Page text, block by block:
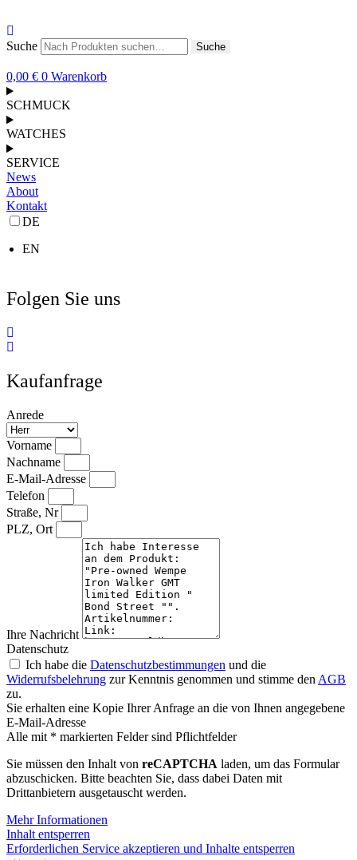
Suche Suche
0,00 € 0 Warenkorb
SCHMUCK
WATCHES
SERVICE
News
About
Kontakt
DE
EN
Folgen Sie uns
Kaufanfrage
Anrede
Vorname
Nachname
E-Mail-Adresse
Telefon
Straße, Nr
PLZ, Ort
Ihre Nachricht
Datenschutz
Ich habe die Datenschutzbestimmungen und die
Widerrufsbelehrung zur Kenntnis genommen und stimme den AGB
zu.
Sie erhalten eine Kopie Ihrer Anfrage an die von Ihnen angegebene
E-Mail-Adresse
Alle mit * markierten Felder sind Pflichtfelder
Sie müssen den Inhalt von reCAPTCHA laden, um das Formular
abzuschicken. Bitte beachten Sie, dass dabei Daten mit
Drittanbietern ausgetauscht werden.
Mehr Informationen
Inhalt entsperren
Erforderlichen Service akzeptieren und Inhalte entsperren